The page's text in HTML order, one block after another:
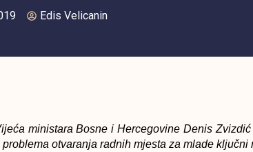
Edis Velicanin
ministara Bosne i Hercegovine Denis
otvaranja radnih mjesta za mlade